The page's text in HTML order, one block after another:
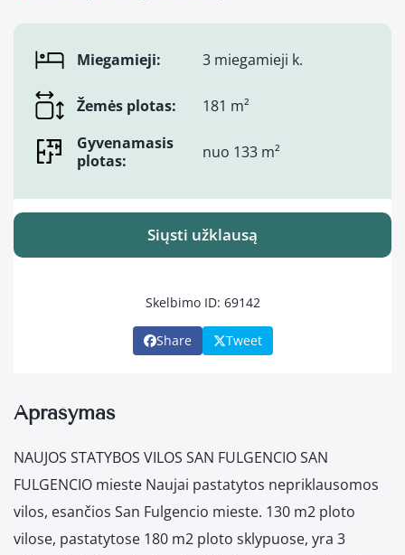
Miegamieji: 3 miegamieji k.
Žemės plotas:
181 m²
Gyvenamasis
plotas:
nuo 133 m²
Siųsti užklausą
Skelbimo ID: 69142
Share Tweet
Aprašymas
NAUJOS STATYBOS VILOS SAN FULGENCIO SAN
FULGENCIO mieste Naujai pastatytos nepriklausomos
vilos, esančios San Fulgencio mieste. 130 m2 ploto
vilose, pastatytose 180 m2 ploto sklypuose, yra 3